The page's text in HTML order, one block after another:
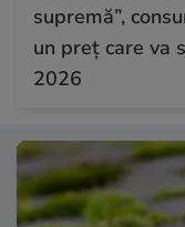
supremă”,
un preț care va
2026